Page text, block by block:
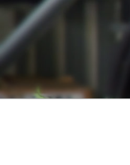
Aller
contenu
principal